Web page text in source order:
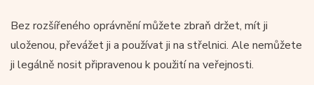
Bez rozšířeného oprávnění můžete zbraň držet, mít ji
uloženou, převážet ji a používat ji na střelnici. Ale nemůžete
ji legálně nosit připravenou k použití na veřejnosti.